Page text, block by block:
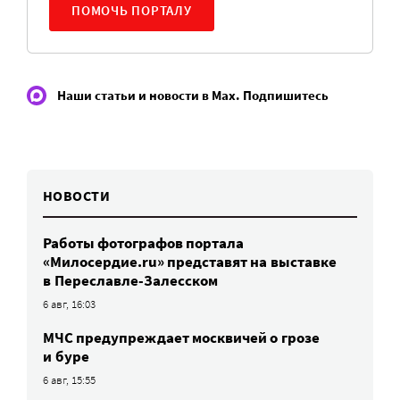
ПОМОЧЬ ПОРТАЛУ
Наши статьи и новости в Max. Подпишитесь
НОВОСТИ
Работы фотографов портала
«Милосердие.ru» представят на выставке
в Переславле-Залесском
6 авг, 16:03
МЧС предупреждает москвичей о грозе
и буре
6 авг, 15:55